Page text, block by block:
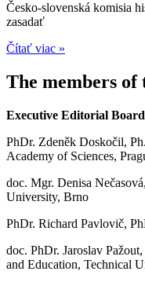
Česko-slovenská komisia
zasadať
Čítať viac »
The members
Executive Editorial Board
PhDr. Zdeněk Doskočil,
Academy of Sciences,
doc. Mgr. Denisa
University, Brno
PhDr. Richard Pavlovič,
doc. PhDr. Jaroslav
and Education, Technical